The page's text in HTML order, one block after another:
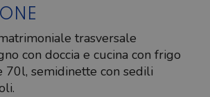
trasversale
con doccia e cucina con frigo
70l, semidinette con sedili